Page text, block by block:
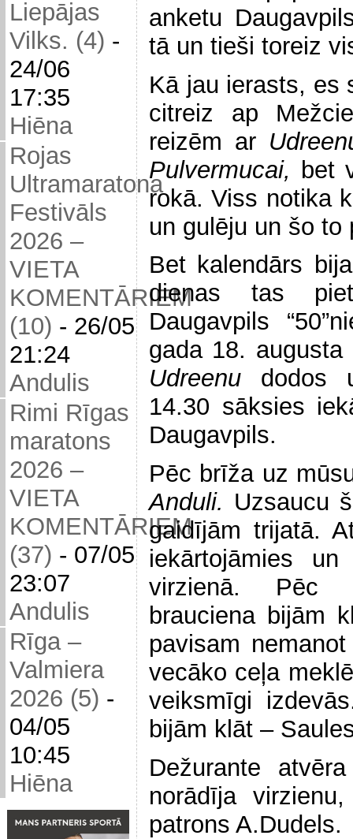
Liepājas
Vilks. (4) -
24/06
17:35
Hiēna
Rojas
Ultramaratona
Festivāls
2026 –
VIETA
KOMENTĀRIEM
(10) - 26/05
21:24
Andulis
Rimi Rīgas
maratons
2026 –
VIETA
KOMENTĀRIEM
(37) - 07/05
23:07
Andulis
Rīga –
Valmiera
2026 (5) -
04/05
10:45
Hiēna
anketu
tā un tieši toreiz
Kā jau ierasts, es
citreiz ap
reizēm ar
Pulvermucai, bet
rokā. Viss notika
un gulēju un šo to
Bet kalendārs
dienas tas
Daugavpils
gada 18.
Udreenu dodos
14.30 sāksies
Daugavpils.
Pēc brīža uz
Anduli. Uzsaucu
gaidījām trijatā.
iekārtojāmies
virzienā. Pēc
brauciena bijām
pavisam
vecāko ceļa
veiksmīgi
bijām klāt –
Dežurante
norādīja
patrons A.Dudels.